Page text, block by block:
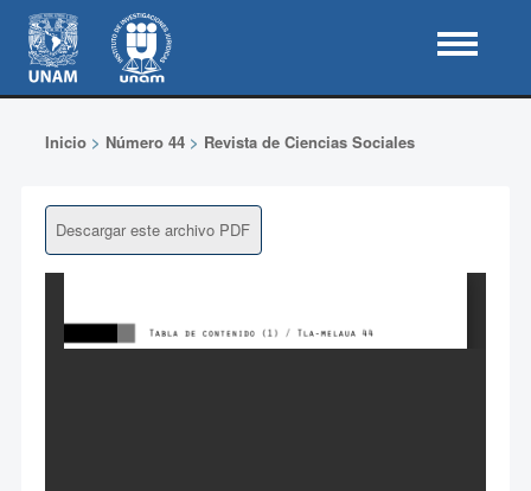
Inicio> Número 44> Revista de Ciencias Sociales
Descargar este archivo PDF